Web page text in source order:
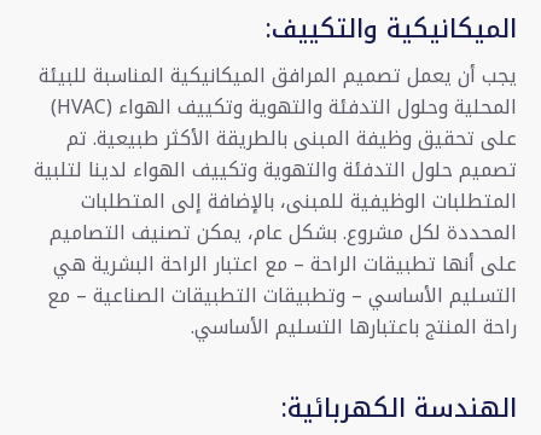
الميكانيكية والتكييف:
يجب أن يعمل تصميم المرافق الميكانيكية المناسبة للبيئة
المحلية وحلول التدفئة والتهوية وتكييف الهواء (HVAC)
على تحقيق وظيفة المبنى بالطريقة الأكثر طبيعية. تم
تصميم حلول التدفئة والتهوية وتكييف الهواء لدينا لتلبية
المتطلبات الوظيفية للمبنى، بالإضافة إلى المتطلبات
المحددة لكل مشروع. بشكل عام، يمكن تصنيف التصاميم
على أنها تطبيقات الراحة – مع اعتبار الراحة البشرية هي
التسليم الأساسي – وتطبيقات التطبيقات الصناعية – مع
راحة المنتج باعتبارها التسليم الأساسي.
الهندسة الكهربائية: